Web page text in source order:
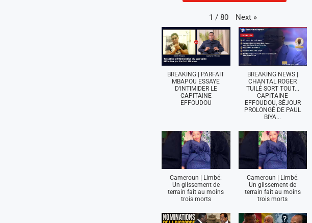
1 / 80 Next »
BREAKING | PARFAIT
MBAPOU ESSAYE
D'INTIMIDER LE
CAPITAINE
EFFOUDOU
BREAKING NEWS |
CHANTAL ROGER
TUILÉ SORT TOUT...
CAPITAINE
EFFOUDOU, SÉJOUR
PROLONGÉ DE PAUL
BIYA...
Cameroun | Limbé:
Un glissement de
terrain fait au moins
trois morts
Cameroun | Limbé:
Un glissement de
terrain fait au moins
trois morts